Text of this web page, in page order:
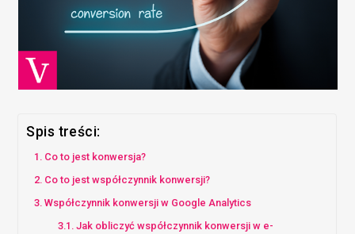
Spis treści:
Co to jest konwersja?
Co to jest współczynnik konwersji?
Współczynnik konwersji w Google Analytics
Jak obliczyć współczynnik konwersji w e-